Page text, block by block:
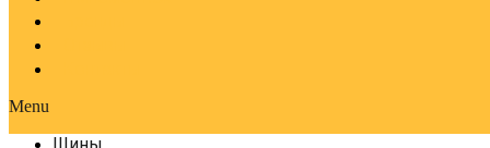
Menu